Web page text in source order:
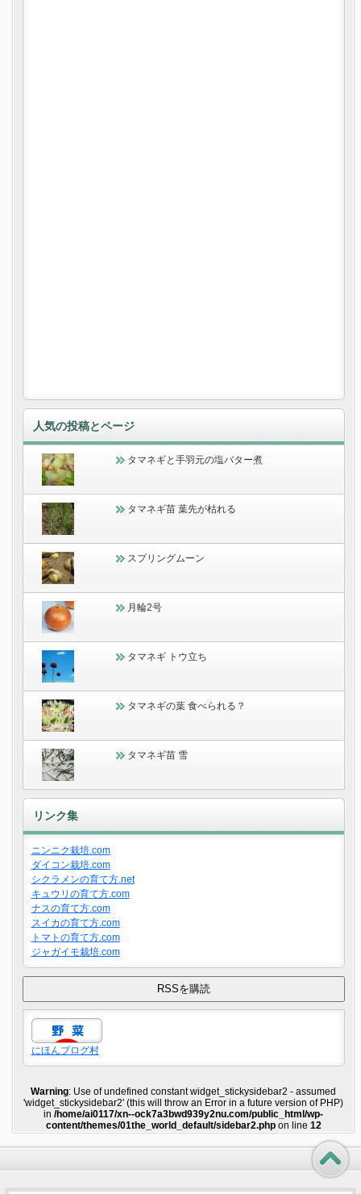
人気の投稿とページ
タマネギと手羽元の塩バター煮
タマネギ苗 葉先が枯れる
スプリングムーン
月輪2号
タマネギ トウ立ち
タマネギの葉 食べられる？
タマネギ苗 雪
リンク集
ニンニク栽培.com
ダイコン栽培.com
シクラメンの育て方.net
キュウリの育て方.com
ナスの育て方.com
スイカの育て方.com
トマトの育て方.com
ジャガイモ栽培.com
にほんブログ村
Warning: Use of undefined constant widget_stickysidebar2 - assumed
'widget_stickysidebar2' (this will throw an Error in a future version of PHP)
in/home/ai0117/xn--ock7a3bwd939y2nu.com/public_html/wp-
content/themes/01the_world_default/sidebar2.phpon line 12